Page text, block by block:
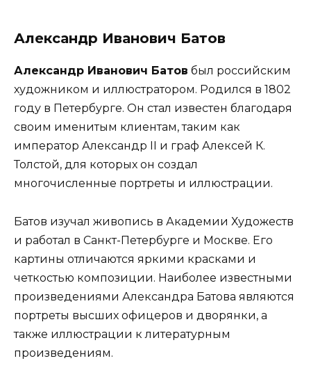
Александр Иванович Батов
Александр Иванович Батов был российским
художником и иллюстратором. Родился в 1802
году в Петербурге. Он стал известен благодаря
своим именитым клиентам, таким как
император Александр II и граф Алексей К.
Толстой, для которых он создал
многочисленные портреты и иллюстрации.
Батов изучал живопись в Академии Художеств
и работал в Санкт-Петербурге и Москве. Его
картины отличаются яркими красками и
четкостью композиции. Наиболее известными
произведениями Александра Батова являются
портреты высших офицеров и дворянки, а
также иллюстрации к литературным
произведениям.